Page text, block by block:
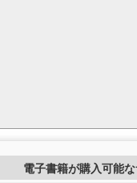
電子書籍が購入可能